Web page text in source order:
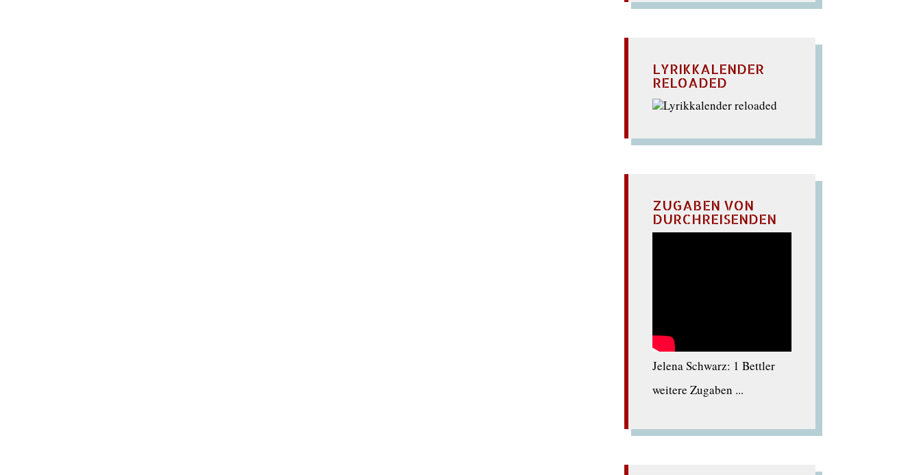
LYRIKKALENDER
RELOADED
ZUGABEN VON
DURCHREISENDEN
Jelena Schwarz: 1 Bettler
weitere Zugaben ...